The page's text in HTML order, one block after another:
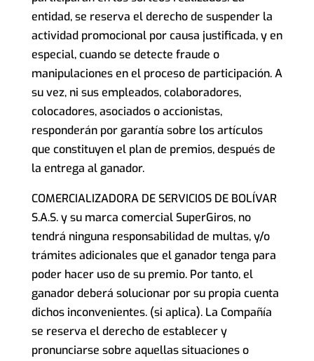
entidad, se reserva el derecho de suspender la
actividad promocional por causa justificada, y en
especial, cuando se detecte fraude o
manipulaciones en el proceso de participación. A
su vez, ni sus empleados, colaboradores,
colocadores, asociados o accionistas,
responderán por garantía sobre los artículos
que constituyen el plan de premios, después de
la entrega al ganador.
COMERCIALIZADORA DE SERVICIOS DE BOLÍVAR
S.A.S. y su marca comercial SuperGiros, no
tendrá ninguna responsabilidad de multas, y/o
trámites adicionales que el ganador tenga para
poder hacer uso de su premio. Por tanto, el
ganador deberá solucionar por su propia cuenta
dichos inconvenientes. (si aplica). La Compañía
se reserva el derecho de establecer y
pronunciarse sobre aquellas situaciones o